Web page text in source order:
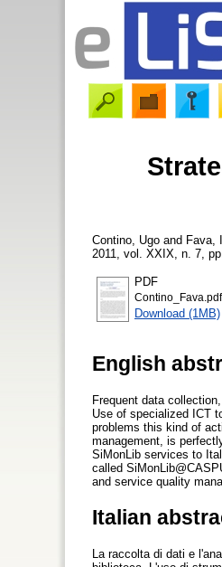
Contino, Ugo and Fava,
2011, vol. XXIX, n. 7,
PDF
Contino_Fava.pdf
Download (1MB)
English
Frequent data
Use of specialized ICT
problems this kind of
management, is
SiMonLib services to
called
and service quality
Italian
La raccolta di dati e